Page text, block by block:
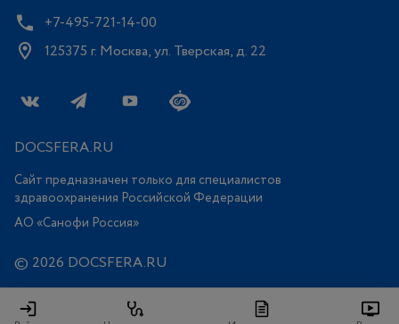
+7-495-721-14-00
125375 г. Москва, ул. Тверская, д. 22
DOCSFERA.RU
Сайт предназначен только для специалистов
здравоохранения Российской Федерации
АО «Санофи Россия»
© 2026 DOCSFERA.RU
Дата последнего обновления сайта: 05.08.2026